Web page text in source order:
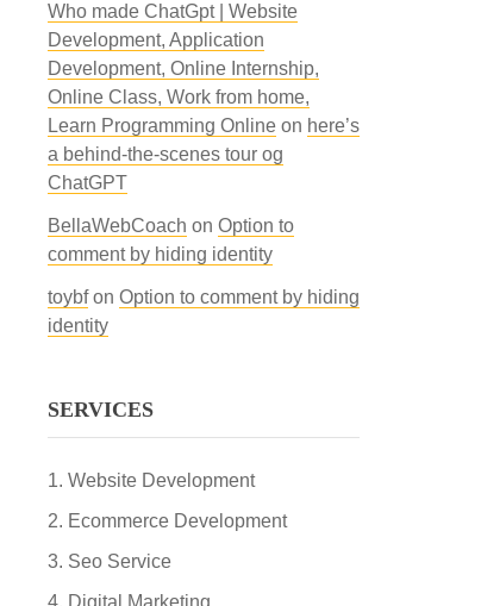
Who made ChatGpt | Website
Development, Application
Development, Online Internship,
Online Class, Work from home,
Learn Programming Onlineon here’s
a behind-the-scenes tour og
ChatGPT
BellaWebCoach on Option to
comment by hiding identity
toybfon Option to comment by hiding
identity
SERVICES
Website Development
Ecommerce Development
Seo Service
Digital Marketing